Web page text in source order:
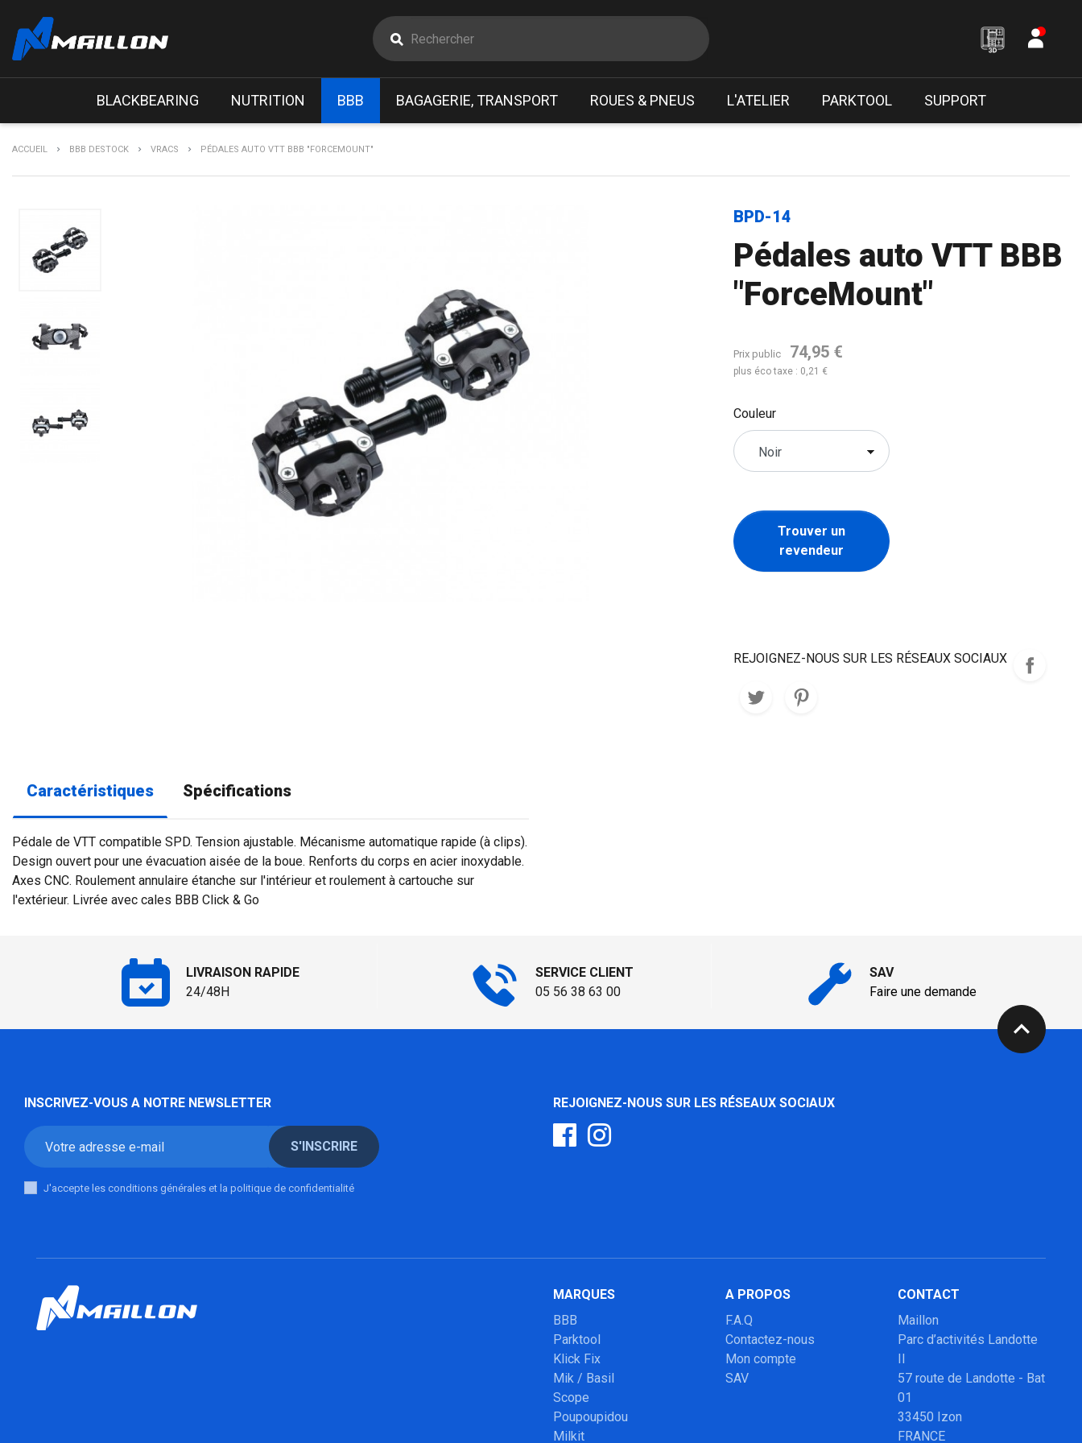
BLACKBEARING NUTRITION BBB BAGAGERIE, TRANSPORT ROUES & PNEUS L'ATELIER PARKTOOL SUPPORT
ACCUEIL BBB DESTOCK VRACS PÉDALES AUTO VTT BBB "FORCEMOUNT"
BPD-14
Pédales auto VTT BBB
"ForceMount"
Prix public 74,95 €
plus éco taxe : 0,21 €
Couleur
Trouver un
revendeur
REJOIGNEZ-NOUS SUR LES RÉSEAUX SOCIAUX
Caractéristiques Spécifications
Pédale de VTT compatible SPD. Tension ajustable. Mécanisme automatique rapide (à clips).
Design ouvert pour une évacuation aisée de la boue. Renforts du corps en acier inoxydable.
Axes CNC. Roulement annulaire étanche sur l'intérieur et roulement à cartouche sur
l'extérieur. Livrée avec cales BBB Click & Go
LIVRAISON RAPIDE
24/48H
SERVICE CLIENT
05 56 38 63 00
SAV
Faire une demande
expand_less
INSCRIVEZ-VOUS A NOTRE NEWSLETTER
S'INSCRIRE
J'accepte les conditions générales et la politique de confidentialité
REJOIGNEZ-NOUS SUR LES RÉSEAUX SOCIAUX
MARQUES
BBB
Parktool
Klick Fix
Mik / Basil
Scope
Poupoupidou
Milkit
A PROPOS
F.A.Q
Contactez-nous
Mon compte
SAV
CONTACT
Maillon
Parc d’activités Landotte
II
57 route de Landotte - Bat
01
33450 Izon
FRANCE